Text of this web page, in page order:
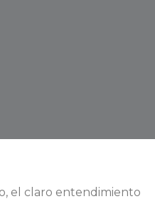
el claro entendimiento